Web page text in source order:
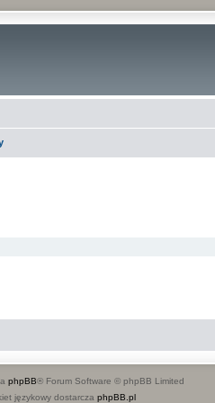
phpBB® Forum Software © phpBB Limited
językowy dostarcza phpBB.pl